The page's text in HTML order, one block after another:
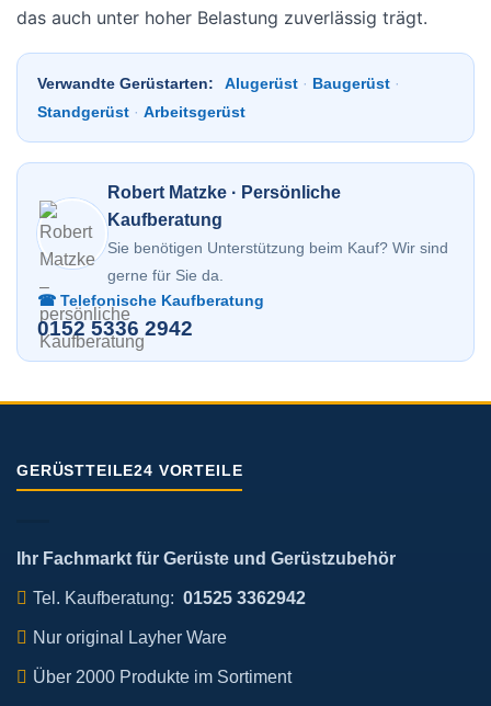
das auch unter hoher Belastung zuverlässig trägt.
Verwandte Gerüstarten: Alugerüst · Baugerüst ·
Standgerüst · Arbeitsgerüst
Robert Matzke · Persönliche
Kaufberatung
Sie benötigen Unterstützung beim Kauf? Wir sind
gerne für Sie da.
☎ Telefonische Kaufberatung
0152 5336 2942
GERÜSTTEILE24 VORTEILE
Ihr Fachmarkt für Gerüste und Gerüstzubehör
Tel. Kaufberatung: 01525 3362942
Nur original Layher Ware
Über 2000 Produkte im Sortiment